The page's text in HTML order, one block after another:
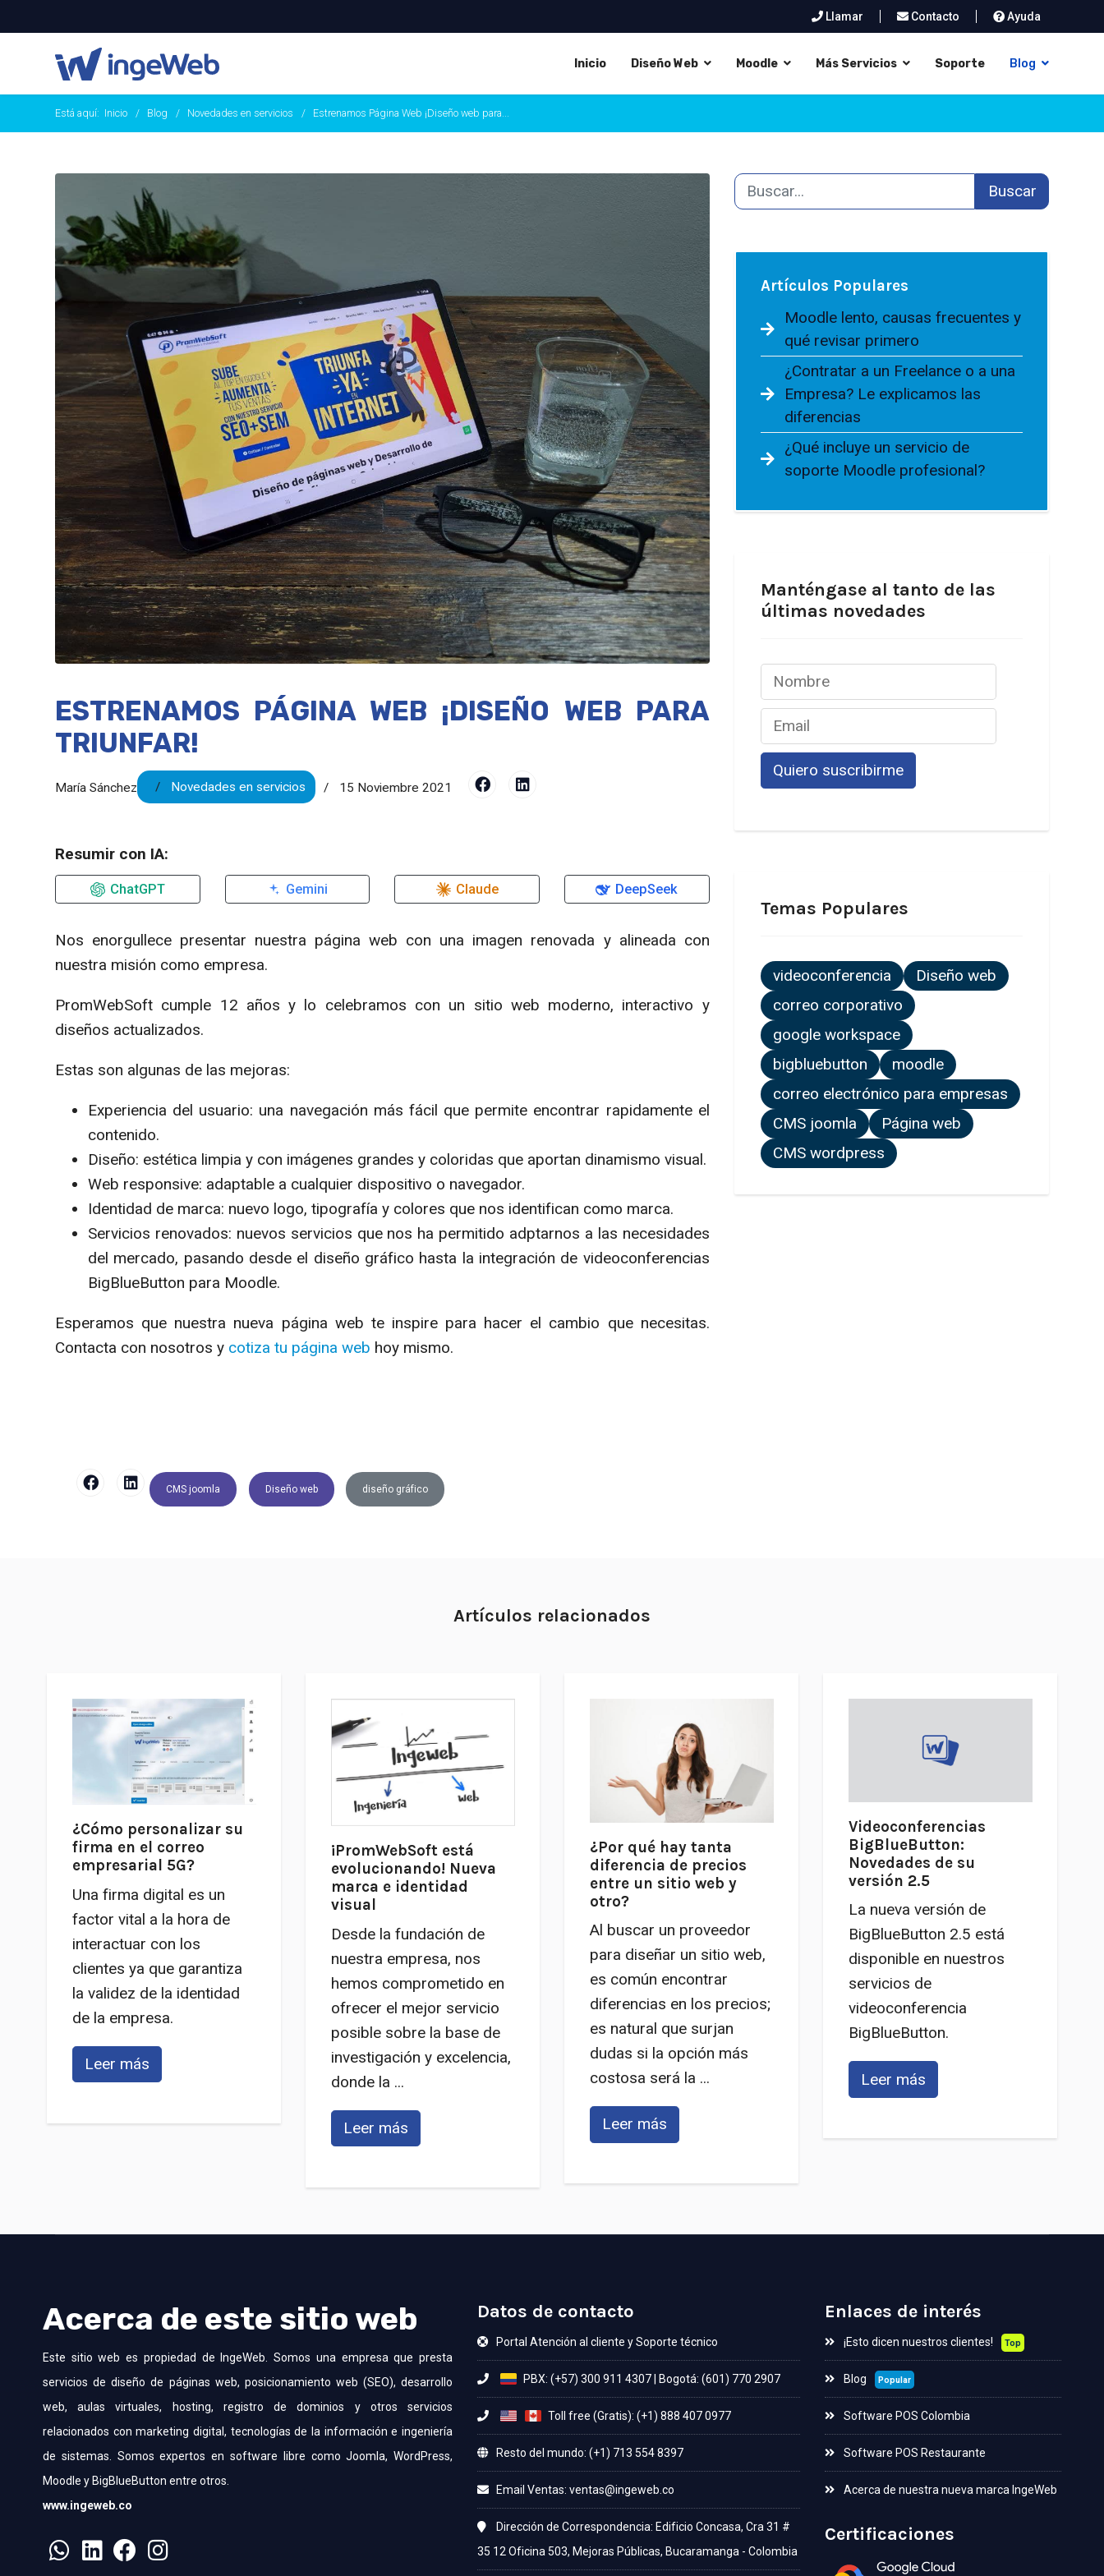
Llamar Contacto Ayuda
Inicio Diseño Web Moodle Más Servicios Soporte Blog
Está aquí: Inicio Blog Novedades en servicios Estrenamos Página Web ¡Diseño web para...
ESTRENAMOS PÁGINA WEB ¡DISEÑO WEB PARA
TRIUNFAR!
María Sánchez Novedades en servicios 15 Noviembre 2021
Resumir con IA:
ChatGPT Gemini Claude DeepSeek
Nos enorgullece presentar nuestra página web con una imagen renovada y alineada con
nuestra misión como empresa.
PromWebSoft cumple 12 años y lo celebramos con un sitio web moderno, interactivo y
diseños actualizados.
Estas son algunas de las mejoras:
Experiencia del usuario: una navegación más fácil que permite encontrar rapidamente el
contenido.
Diseño: estética limpia y con imágenes grandes y coloridas que aportan dinamismo visual.
Web responsive: adaptable a cualquier dispositivo o navegador.
Identidad de marca: nuevo logo, tipografía y colores que nos identifican como marca.
Servicios renovados: nuevos servicios que nos ha permitido adptarnos a las necesidades
del mercado, pasando desde el diseño gráfico hasta la integración de videoconferencias
BigBlueButton para Moodle.
Esperamos que nuestra nueva página web te inspire para hacer el cambio que necesitas.
Contacta con nosotros y cotiza tu página web hoy mismo.
CMS joomla Diseño web diseño gráfico
Buscar
Artículos Populares
Moodle lento, causas frecuentes y
qué revisar primero
¿Contratar a un Freelance o a una
Empresa? Le explicamos las
diferencias
¿Qué incluye un servicio de
soporte Moodle profesional?
Manténgase al tanto de las
últimas novedades
Temas Populares
videoconferencia
Diseño web
correo corporativo
google workspace
bigbluebutton
moodle
correo electrónico para empresas
CMS joomla
Página web
CMS wordpress
Artículos relacionados
¿Cómo personalizar su
firma en el correo
empresarial 5G?
Una firma digital es un
factor vital a la hora de
interactuar con los
clientes ya que garantiza
la validez de la identidad
de la empresa.
Leer más
¡PromWebSoft está
evolucionando! Nueva
marca e identidad
visual
Desde la fundación de
nuestra empresa, nos
hemos comprometido en
ofrecer el mejor servicio
posible sobre la base de
investigación y excelencia,
donde la ...
Leer más
¿Por qué hay tanta
diferencia de precios
entre un sitio web y
otro?
Al buscar un proveedor
para diseñar un sitio web,
es común encontrar
diferencias en los precios;
es natural que surjan
dudas si la opción más
costosa será la ...
Leer más
Videoconferencias
BigBlueButton:
Novedades de su
versión 2.5
La nueva versión de
BigBlueButton 2.5 está
disponible en nuestros
servicios de
videoconferencia
BigBlueButton.
Leer más
Acerca de este sitio web
Este sitio web es propiedad de IngeWeb. Somos una empresa que presta
servicios de diseño de páginas web, posicionamiento web (SEO), desarrollo
web, aulas virtuales, hosting, registro de dominios y otros servicios
relacionados con marketing digital, tecnologías de la información e ingeniería
de sistemas. Somos expertos en software libre como Joomla, WordPress,
Moodle y BigBlueButton entre otros.
www.ingeweb.co
Datos de contacto
Portal Atención al cliente y Soporte técnico
PBX: (+57) 300 911 4307 Bogotá: (601) 770 2907
Toll free (Gratis): (+1) 888 407 0977
Resto del mundo: (+1) 713 554 8397
Email Ventas:
Dirección de Correspondencia: Edificio Concasa, Cra 31 #
35 12 Oficina 503, Mejoras Públicas, Bucaramanga - Colombia
Enlaces de interés
¡Esto dicen nuestros clientes! Top
Blog Popular
Software POS Colombia
Software POS Restaurante
Acerca de nuestra nueva marca IngeWeb
Certificaciones